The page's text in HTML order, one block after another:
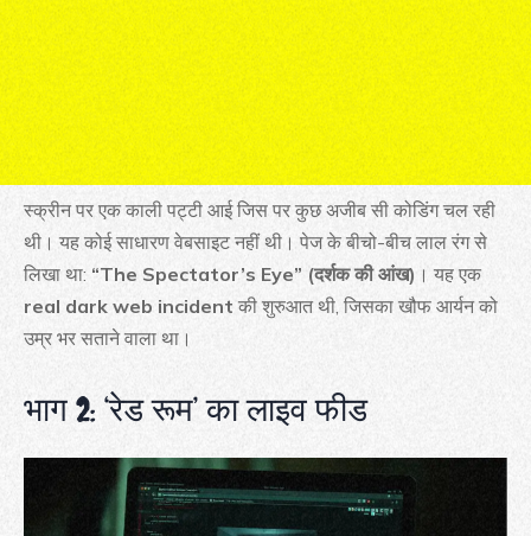
स्क्रीन पर एक काली पट्टी आई जिस पर कुछ अजीब सी कोडिंग चल रही
थी। यह कोई साधारण वेबसाइट नहीं थी। पेज के बीचो-बीच लाल रंग से
लिखा था: “The Spectator’s Eye” (दर्शक की आंख) । यह एक
real dark web incident की शुरुआत थी, जिसका खौफ आर्यन को
उम्र भर सताने वाला था।
भाग 2: ‘रेड रूम’ का लाइव फीड